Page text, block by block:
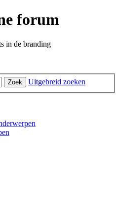
forum
in de branding
Zoek Uitgebreid zoeken